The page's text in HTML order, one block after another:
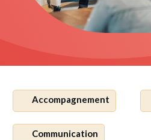
Accompagnement
Communication